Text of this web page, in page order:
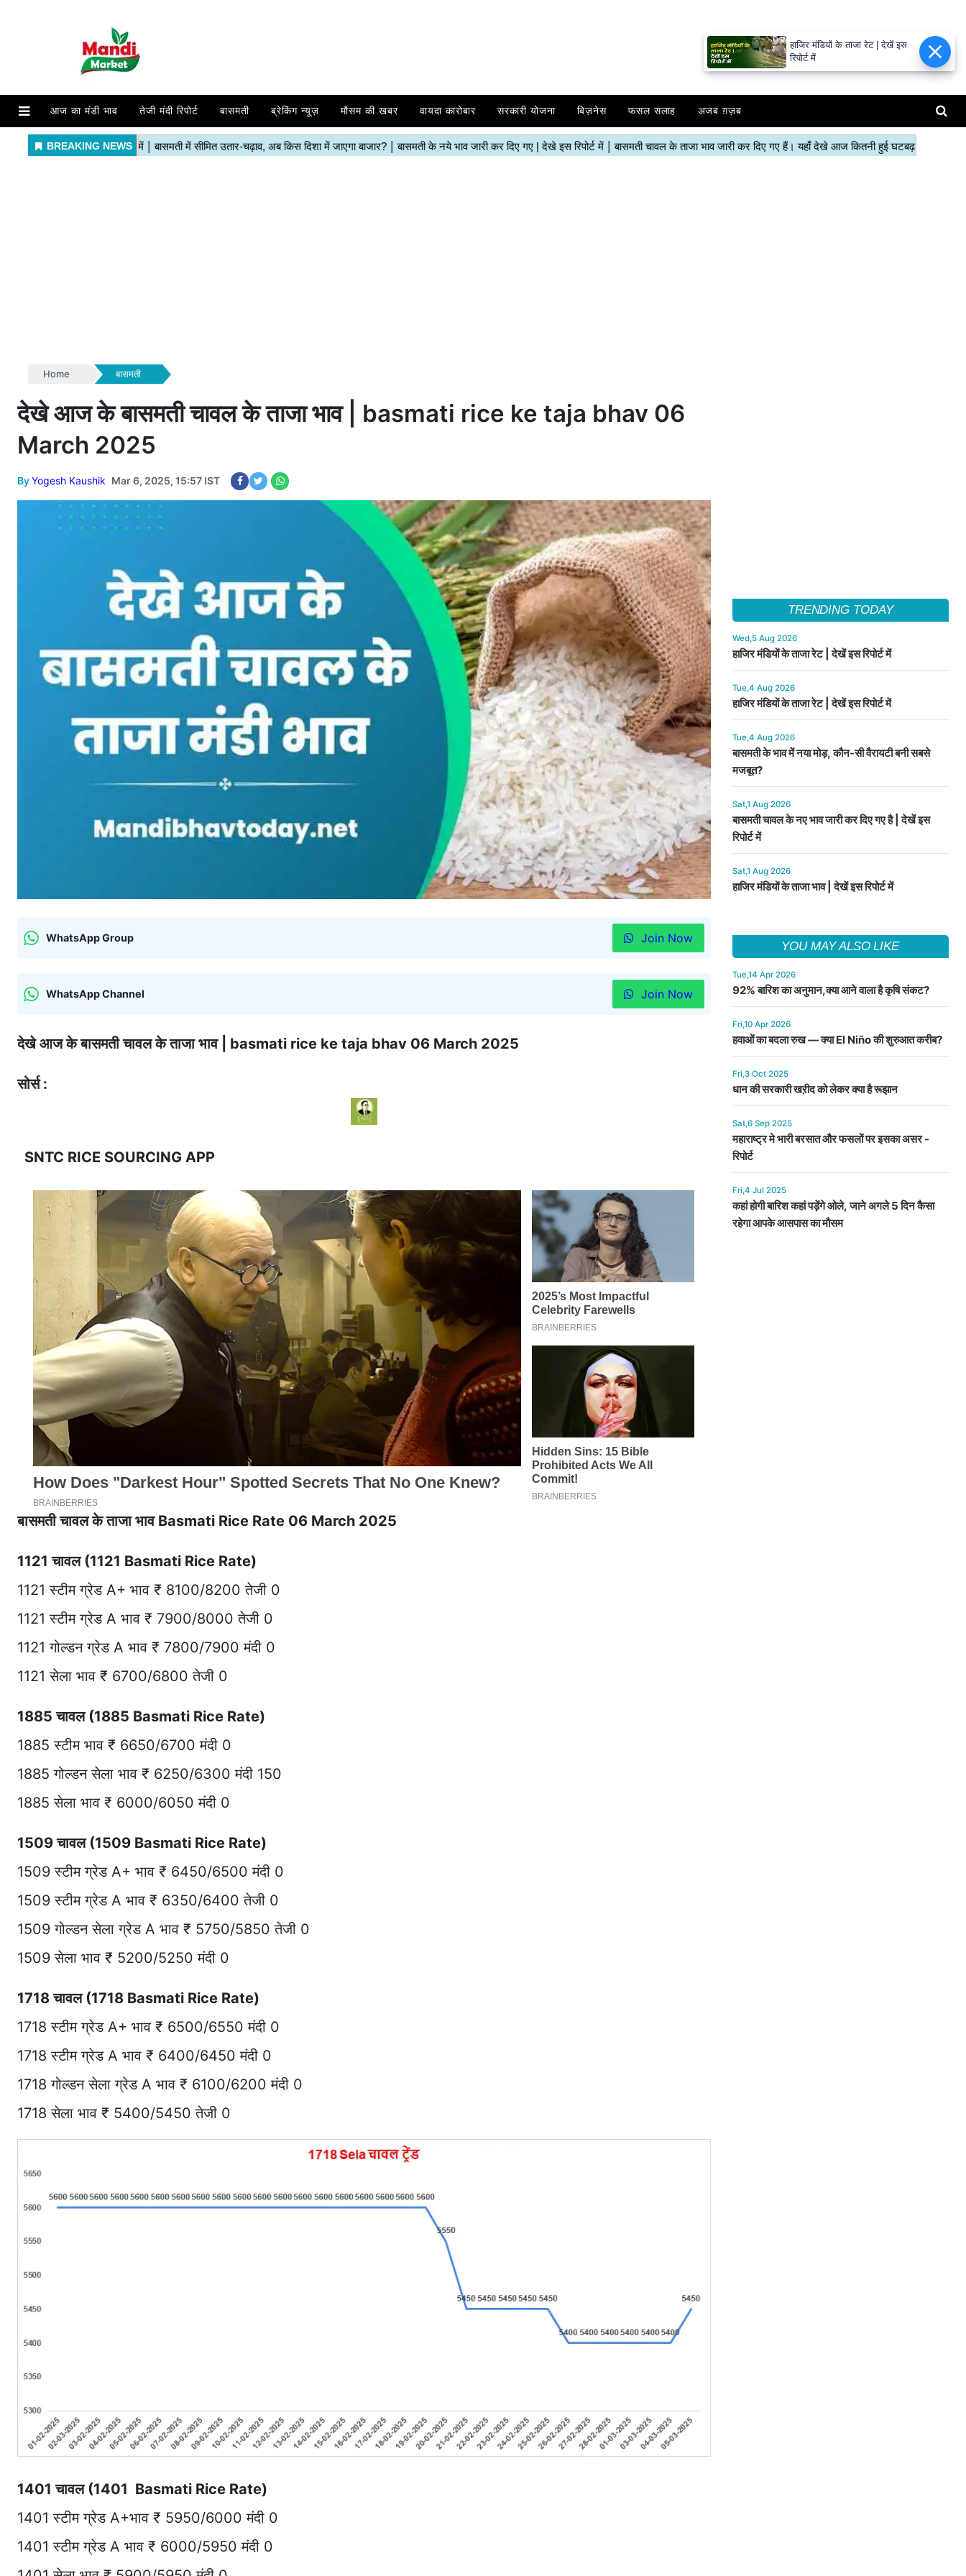
आज का मंडी भाव तेजी मंदी रिपोर्ट बासमती ब्रेकिंग न्यूज़ मौसम की खबर वायदा कारोबार सरकारी योजना बिज़नेस फसल सलाह अजब ग़ज़ब
Home बासमती
देखे आज के बासमती चावल के ताजा भाव | basmati rice ke taja bhav 06
March 2025
ByYogesh Kaushik Mar 6, 2025, 15:57 IST
WhatsApp Group Join Now
WhatsApp Channel Join Now
देखे आज के बासमती चावल के ताजा भाव | basmati rice ke taja bhav 06 March 2025
सोर्स :
SNTC RICE SOURCING APP
बासमती चावल के ताजा भाव Basmati Rice Rate 06 March 2025
1121 चावल (1121 Basmati Rice Rate)
1121 स्टीम ग्रेड A+ भाव ₹ 8100/8200 तेजी 0
1121 स्टीम ग्रेड A भाव ₹ 7900/8000 तेजी 0
1121 गोल्डन ग्रेड A भाव ₹ 7800/7900 मंदी 0
1121 सेला भाव ₹ 6700/6800 तेजी 0
1885 चावल (1885 Basmati Rice Rate)
1885 स्टीम भाव ₹ 6650/6700 मंदी 0
1885 गोल्डन सेला भाव ₹ 6250/6300 मंदी 150
1885 सेला भाव ₹ 6000/6050 मंदी 0
1509 चावल (1509 Basmati Rice Rate)
1509 स्टीम ग्रेड A+ भाव ₹ 6450/6500 मंदी 0
1509 स्टीम ग्रेड A भाव ₹ 6350/6400 तेजी 0
1509 गोल्डन सेला ग्रेड A भाव ₹ 5750/5850 तेजी 0
1509 सेला भाव ₹ 5200/5250 मंदी 0
1718 चावल (1718 Basmati Rice Rate)
1718 स्टीम ग्रेड A+ भाव ₹ 6500/6550 मंदी 0
1718 स्टीम ग्रेड A भाव ₹ 6400/6450 मंदी 0
1718 गोल्डन सेला ग्रेड A भाव ₹ 6100/6200 मंदी 0
1718 सेला भाव ₹ 5400/5450 तेजी 0
1401 चावल (1401 Basmati Rice Rate)
1401 स्टीम ग्रेड A+भाव ₹ 5950/6000 मंदी 0
1401 स्टीम ग्रेड A भाव ₹ 6000/5950 मंदी 0
TRENDING TODAY
Wed,5 Aug 2026
हाजिर मंडियों के ताजा रेट | देखें इस रिपोर्ट में
Tue,4 Aug 2026
हाजिर मंडियों के ताजा रेट | देखें इस रिपोर्ट में
Tue,4 Aug 2026
बासमती के भाव में नया मोड़, कौन-सी वैरायटी बनी सबसे
मजबूत?
Sat,1 Aug 2026
बासमती चावल के नए भाव जारी कर दिए गए है | देखें इस
रिपोर्ट में
Sat,1 Aug 2026
हाजिर मंडियों के ताजा भाव | देखें इस रिपोर्ट में
YOU MAY ALSO LIKE
Tue,14 Apr 2026
92% बारिश का अनुमान,क्या आने वाला है कृषि संकट?
Fri,10 Apr 2026
हवाओं का बदला रुख — क्या El Niño की शुरुआत करीब?
Fri,3 Oct 2025
धान की सरकारी खऱीद को लेकर क्या है रूझान
Sat,6 Sep 2025
महाराष्ट्र मे भारी बरसात और फसलों पर इसका असर -
रिपोर्ट
Fri,4 Jul 2025
कहां होगी बारिश कहां पड़ेंगे ओले, जाने अगले 5 दिन कैसा
रहेगा आपके आसपास का मौसम
हाजिर मंडियों के ताजा रेट | देखें इस
रिपोर्ट में